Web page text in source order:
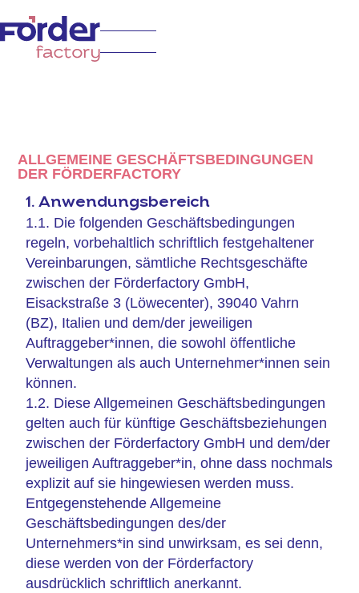
ALLGEMEINE GESCHÄFTSBEDINGUNGEN
DER FÖRDERFACTORY
1. Anwendungsbereich
1.1. Die folgenden Geschäftsbedingungen
regeln, vorbehaltlich schriftlich festgehaltener
Vereinbarungen, sämtliche Rechtsgeschäfte
zwischen der Förderfactory GmbH,
Eisackstraße 3 (Löwecenter), 39040 Vahrn
(BZ), Italien und dem/der jeweiligen
Auftraggeber*innen, die sowohl öffentliche
Verwaltungen als auch Unternehmer*innen sein
können.
1.2. Diese Allgemeinen Geschäftsbedingungen
gelten auch für künftige Geschäftsbeziehungen
zwischen der Förderfactory GmbH und dem/der
jeweiligen Auftraggeber*in, ohne dass nochmals
explizit auf sie hingewiesen werden muss.
Entgegenstehende Allgemeine
Geschäftsbedingungen des/der
Unternehmers*in sind unwirksam, es sei denn,
diese werden von der Förderfactory
ausdrücklich schriftlich anerkannt.